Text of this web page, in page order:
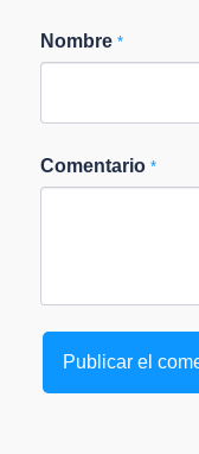
Nombre *
Comentario *